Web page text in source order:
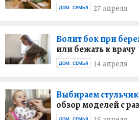
27 апреля
ДОМ. СЕМЬЯ
Болит бок при
или бежать к врачу
14 апреля
ДОМ. СЕМЬЯ
Выбираем
обзор моделей с
ДОМ. СЕМЬЯ